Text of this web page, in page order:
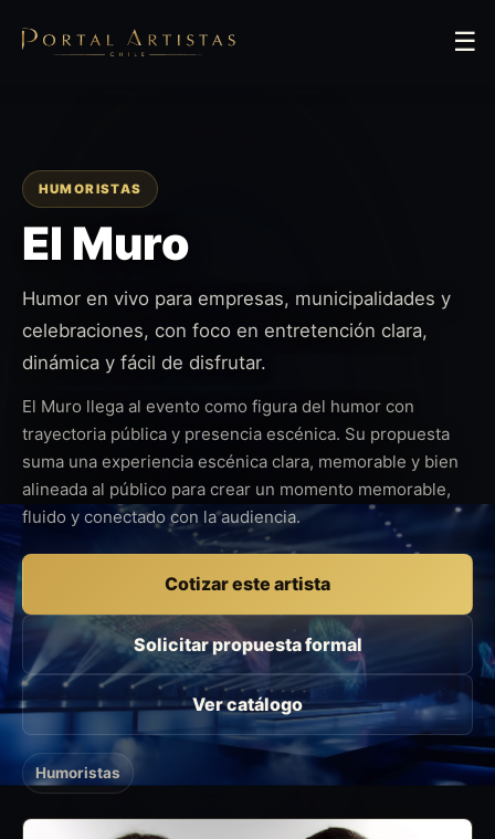
☰
HUMORISTAS
El Muro
Humor en vivo para empresas, municipalidades y
celebraciones, con foco en entretención clara,
dinámica y fácil de disfrutar.
El Muro llega al evento como figura del humor con
trayectoria pública y presencia escénica. Su propuesta
suma una experiencia escénica clara, memorable y bien
alineada al público para crear un momento memorable,
fluido y conectado con la audiencia.
Cotizar este artista
Solicitar propuesta formal
Ver catálogo
Humoristas